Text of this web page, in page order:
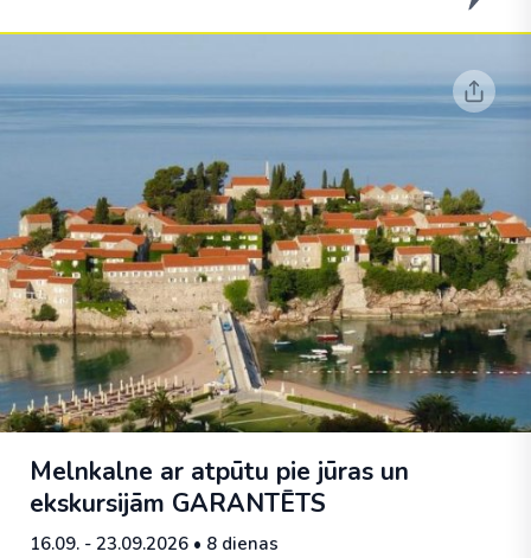
Melnkalne ar atpūtu pie jūras un
ekskursijām GARANTĒTS
16.09. - 23.09.2026 • 8 dienas